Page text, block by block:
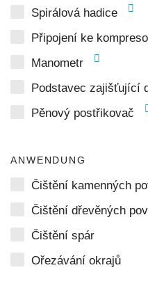
Spirálová hadice
Připojení ke
Manometr
Podstavec zajišťující
Pěnový postřikovač
ANWENDUNG
Čištění kamenných
Čištění dřevěných
Čištění spár
Ořezávání okrajů